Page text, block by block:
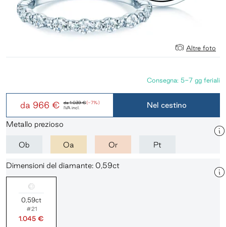
Altre foto
da1.039 €(-7%)
da 966 € IVA incl.
Consegna: 5-7 gg feriali
Nel cestino
Metallo prezioso
Ob Oa Or Pt
Dimensioni del diamante: 0,59ct
0,59ct
#21
1.045 €